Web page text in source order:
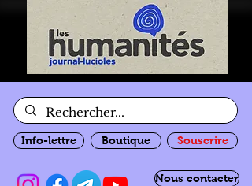
Info-lettre Boutique Souscrire
Nous contacter